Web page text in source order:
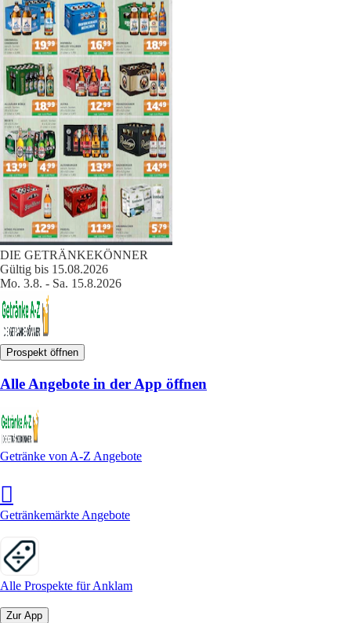
DIE GETRÄNKEKÖNNER
Gültig bis 15.08.2026
Mo. 3.8. - Sa. 15.8.2026
Prospekt öffnen
Alle Angebote in der App öffnen
Getränke von A-Z Angebote
Getränkemärkte Angebote
Alle Prospekte für Anklam
Zur App